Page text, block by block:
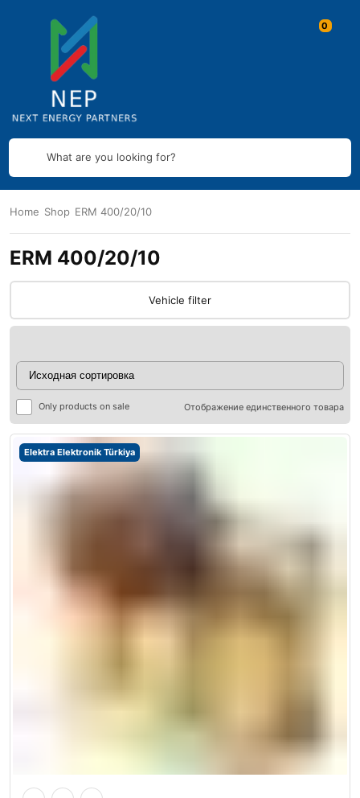
What are you looking for?
Home Shop ERM 400/20/10
ERM 400/20/10
Vehicle filter
Only products on sale Отображение единственного товара
Elektra Elektronik Türkiya